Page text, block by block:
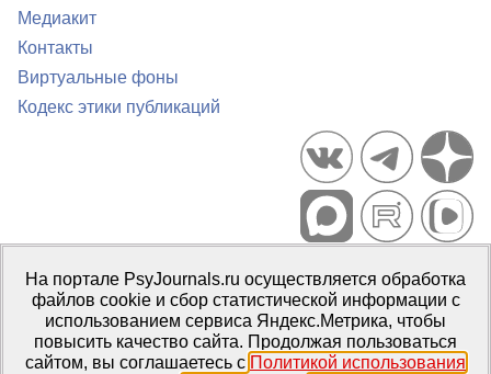
Медиакит
Контакты
Виртуальные фоны
Кодекс этики публикаций
Портал психологических изданий PsyJournals.ru, 2007–2026
Правила использования материалов
Свидетельство регистрации СМИЭл № ФС77-66447 от 14 июля
2016 г.
Издатель: ФГБОУ ВО МГППУ
На портале PsyJournals.ru осуществляется обработка
файлов cookie и сбор статистической информации с
использованием сервиса Яндекс.Метрика, чтобы
повысить качество сайта. Продолжая пользоваться
сайтом, вы соглашаетесь с Политикой использования